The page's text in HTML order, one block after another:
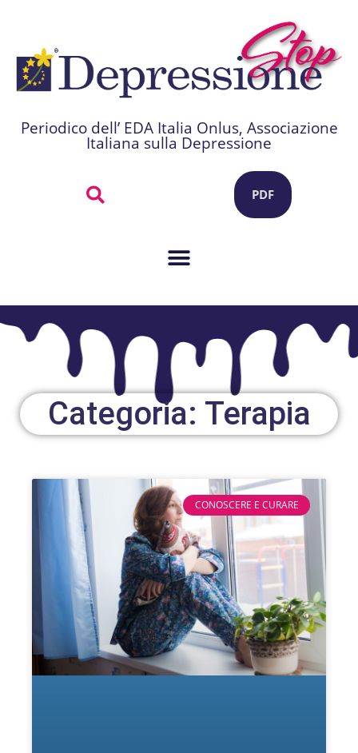
Periodico dell’ EDA Italia Onlus, Associazione
Italiana sulla Depressione
PDF
Categoria: Terapia
CONOSCERE E CURARE